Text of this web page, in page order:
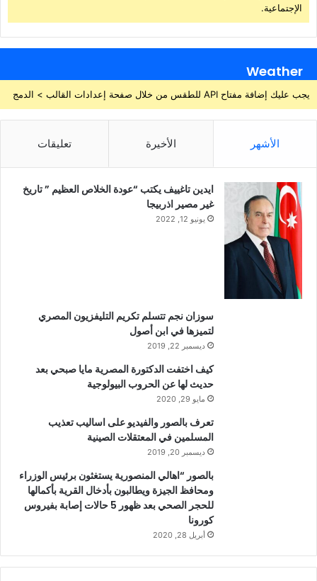
الإجتماعية.
Weather
يجب عليك إضافة مفتاح API للطقس من خلال صفحة إعدادات القالب > الدمج
الأشهر الأخيرة تعليقات
ايدين تاغييف يكتب “عودة الخلاص العظيم ” تاريخ
غير مصير اذربيجا
يونيو 12, 2022
سوزان نجم تتسلم تكريم التليفزيون المصري
لتميزها في ابن أصول
ديسمبر 22, 2019
كيف اختفت الدكتورة المصرية مايا صبحي بعد
حديث لها عن الحروب البيولوجية
مايو 29, 2020
تعرف بالصور والفيديو على اساليب تعذيب
المسلمين في المعتقلات الصينية
ديسمبر 20, 2019
بالصور “اهالي المنصورية يستغثون برئيس الوزراء
ومحافظ الجيزة ويطالبون بأدخال القرية بأكمالها
للحجر الصحي بعد ظهور 5 حالات إصابة بفيروس
كورونا
أبريل 28, 2020